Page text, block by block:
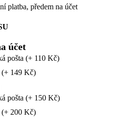
platba, předem na účet
účet
pošta (+ 110 Kč)
(+ 149 Kč)
pošta (+ 150 Kč)
(+ 200 Kč)